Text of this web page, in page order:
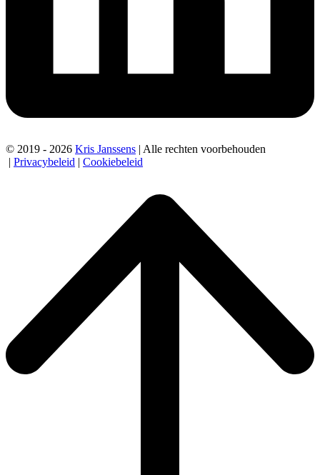
© 2019 - 2026 Kris Janssens | Alle rechten voorbehouden
| Privacybeleid | Cookiebeleid